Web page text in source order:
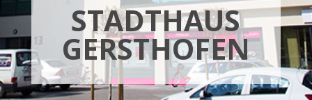
STADTHAUS
GERSTHOFEN